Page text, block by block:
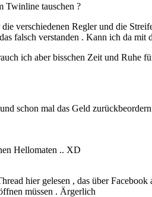
Twinline tauschen ?
verschiedenen Regler und die
falsch verstanden . Kann ich da mit
ich aber bisschen Zeit und Ruhe
schon mal das Geld
Hellomaten .. XD
hier gelesen , das über
müssen . Ärgerlich